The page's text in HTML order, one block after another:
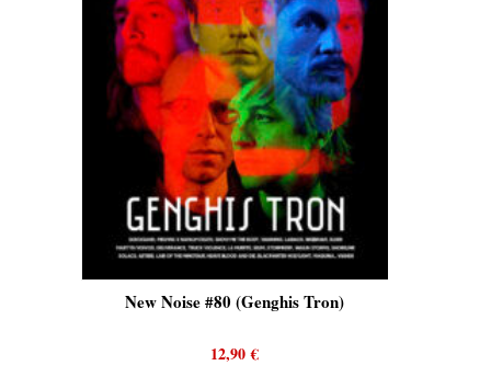
New Noise #80 (Genghis Tron)
12,90€